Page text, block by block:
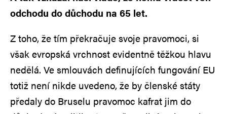
odchodu do důchodu na 65 let.
Z toho, že tím překračuje svoje pravomoci, si
však evropská vrchnost evidentně těžkou hlavu
nedělá. Ve smlouvách definujících fungování EU
totiž není nikde uvedeno, že by členské státy
předaly do Bruselu pravomoc kafrat jim do